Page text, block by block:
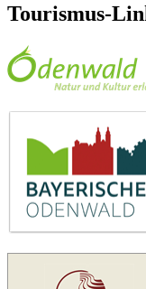
Tourismus-